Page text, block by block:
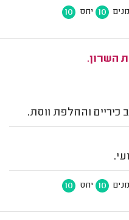
10 יחס 10
השרון.
כיריים והחלפת ווסת.
10 יחס 10